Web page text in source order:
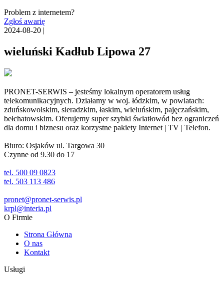
Problem z internetem?
Zgłoś awarię
2024-08-20 |
wieluński Kadłub Lipowa 27
PRONET-SERWIS – jesteśmy lokalnym operatorem usług
telekomunikacyjnych. Działamy w woj. łódzkim, w powiatach:
zduńskowolskim, sieradzkim, łaskim, wieluńskim, pajęczańskim,
bełchatowskim. Oferujemy super szybki światłowód bez ograniczeń
dla domu i biznesu oraz korzystne pakiety Internet | TV | Telefon.
Biuro: Osjaków ul. Targowa 30
Czynne od 9.30 do 17
tel. 500 09 0823
tel. 503 113 486
pronet@pronet-serwis.pl
krpl@interia.pl
O Firmie
Strona Główna
O nas
Kontakt
Usługi